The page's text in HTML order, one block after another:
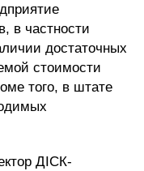
в частности
достаточных
стоимости
того, в штате
ДІСК-